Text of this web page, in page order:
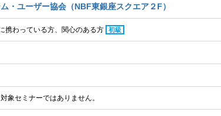
・ユーザー協会（NBF東銀座スクエア２F）
携わっている方、関心のある方 初級
象セミナーではありません。